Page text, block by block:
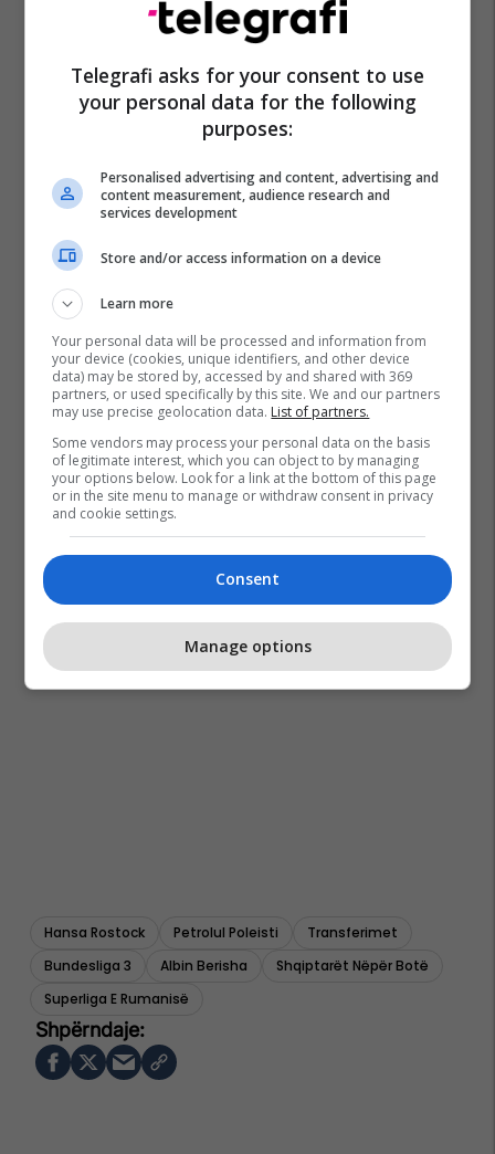
Hansa Rostock Petrolul Poleisti
Transferimet
Bundesliga 3
Albin Berisha
Shqiptarët Nëpër Botë
Superliga E Rumanisë
Telegrafi asks for your consent to use
your personal data for the following
purposes:
Personalised advertising and content, advertising and
content measurement, audience research and
services development
Store and/or access information on a device
Learn more
Your personal data will be processed and information from
your device (cookies, unique identifiers, and other device
data) may be stored by, accessed by and shared with 369
partners, or used specifically by this site. We and our partners
may use precise geolocation data. List of partners.
Some vendors may process your personal data on the basis
of legitimate interest, which you can object to by managing
your options below. Look for a link at the bottom of this page
or in the site menu to manage or withdraw consent in privacy
and cookie settings.
Consent
Manage options